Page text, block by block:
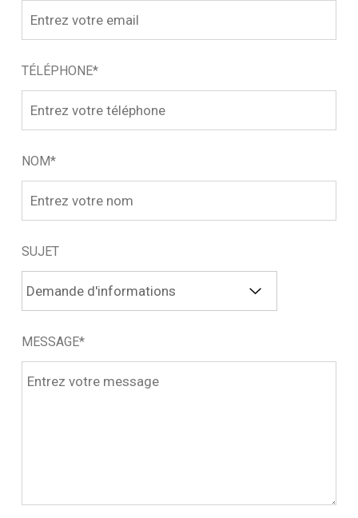
TÉLÉPHONE*
NOM*
SUJET
MESSAGE*